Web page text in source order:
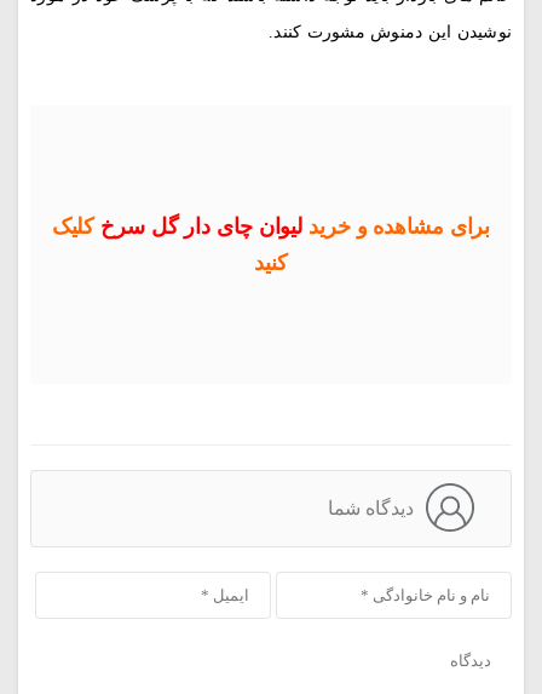
نوشیدن این دمنوش مشورت کنند.
برای مشاهده و خرید لیوان چای دار گل سرخ کلیک
کنید
دیدگاه شما